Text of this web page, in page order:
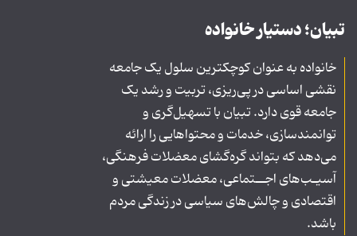
تبیان؛ دستیار خانواده
خانواده به عنوان کوچکترین سلول یک جامعه
نقشی اساسی در پی‌ریزی، تربیت و رشد یک
جامعه قوی دارد. تبیان با تسهیل‌گری و
توانمندسازی، خدمات و محتواهایی را ارائه
می‌دهد که بتواند گره‌گشای معضلات فرهنگی،
آسیـب‌های اجــتماعی، معضلات معیشتی و
اقتصادی و چالش‌های سیاسی در زندگی مردم
باشد.